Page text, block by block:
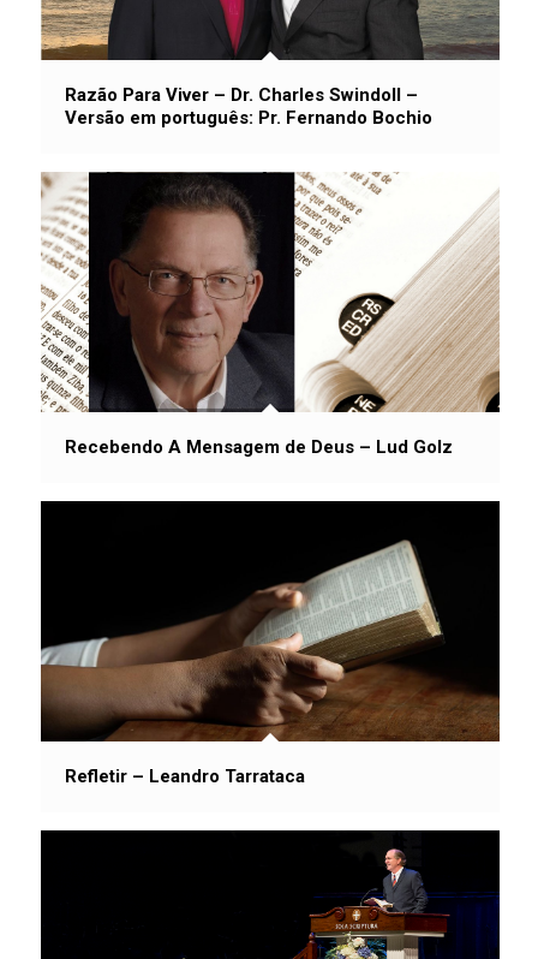
Razão Para Viver – Dr. Charles Swindoll –
Versão em português: Pr. Fernando Bochio
Recebendo A Mensagem de Deus – Lud Golz
Refletir – Leandro Tarrataca